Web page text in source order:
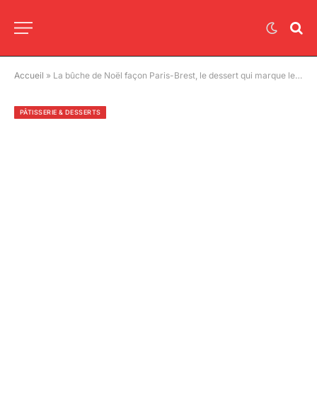
Accueil » La bûche de Noël façon Paris-Brest, le dessert qui marque les fêtes 2025 !
PÂTISSERIE & DESSERTS